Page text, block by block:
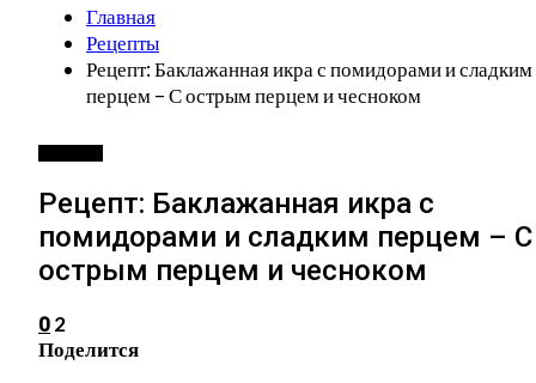
Главная
Рецепты
Рецепт: Баклажанная икра с помидорами и сладким
перцем – С острым перцем и чесноком
Рецепт: Баклажанная икра с
помидорами и сладким перцем – С
острым перцем и чесноком
0 2
Поделится